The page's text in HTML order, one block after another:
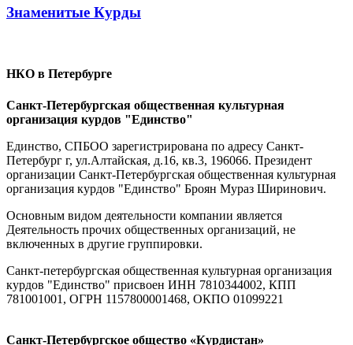
Знаменитые Курды
НКО в Петербурге
Санкт-Петербургская общественная культурная
организация курдов "Единство"
Единство, СПБОО зарегистрирована по адресу Санкт-
Петербург г, ул.Алтайская, д.16, кв.3, 196066. Президент
организации Санкт-Петербургская общественная культурная
организация курдов "Единство" Броян Мураз Ширинович.
Основным видом деятельности компании является
Деятельность прочих общественных организаций, не
включенных в другие группировки.
Санкт-петербургская общественная культурная организация
курдов "Единство" присвоен ИНН 7810344002, КПП
781001001, ОГРН 1157800001468, ОКПО 01099221
Санкт-Петербургское общество «Курдистан»